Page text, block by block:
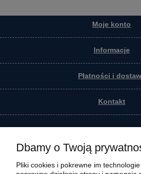
Moje konto
Informacje
Płatności i
Kontakt
Dbamy o Twoją
Pliki cookies i pokrewne im